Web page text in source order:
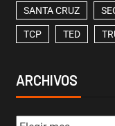
SANTA CRUZ
TCP TED
ARCHIVOS